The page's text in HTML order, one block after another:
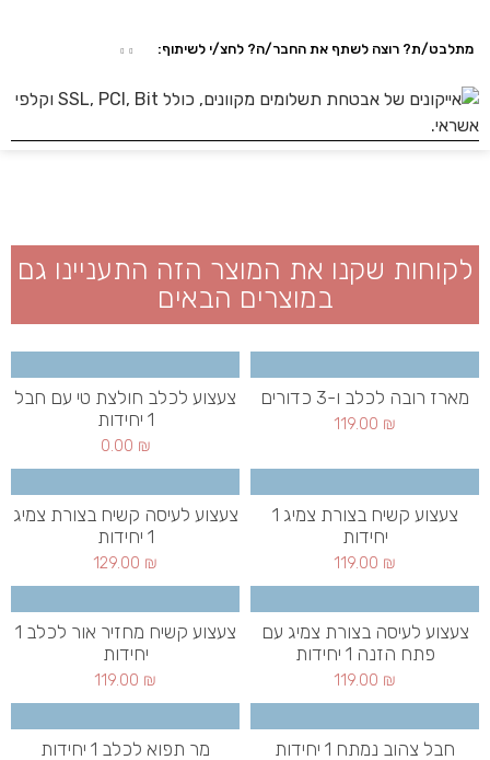
מתלבט/ת? רוצה לשתף את החבר/ה? לחצ/י לשיתוף:
לקוחות שקנו את המוצר הזה התעניינו גם
במוצרים הבאים
מארז רובה לכלב ו-3 כדורים
119.00 ₪
צעצוע לכלב חולצת טי עם חבל
1 יחידות
0.00 ₪
צעצוע קשיח בצורת צמיג 1
יחידות
119.00 ₪
צעצוע לעיסה קשיח בצורת צמיג
1 יחידות
129.00 ₪
צעצוע לעיסה בצורת צמיג עם
פתח הזנה 1 יחידות
119.00 ₪
צעצוע קשיח מחזיר אור לכלב 1
יחידות
119.00 ₪
חבל צהוב נמתח 1 יחידות מר תפוא לכלב 1 יחידות